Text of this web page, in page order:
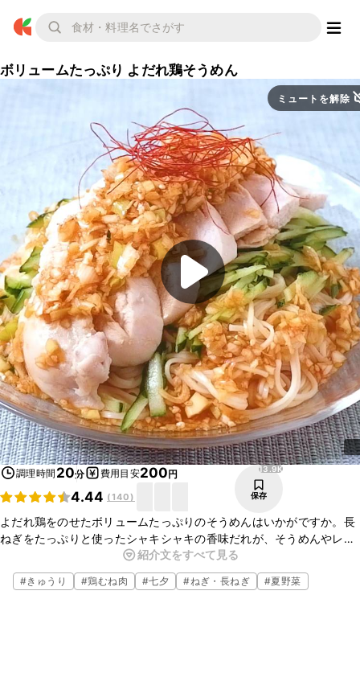
ボリュームたっぷり よだれ鶏そうめん
ミュートを解除
調理時間 20分 費用目安200円
4.44 (140)
13.9K
保存
よだれ鶏をのせたボリュームたっぷりのそうめんはいかがですか。長
ねぎをたっぷりと使ったシャキシャキの香味だれが、そうめんやレン
ジで作るしっとりとした鶏肉に絡み、たまらないおいしさです。ボ
リュームたっぷりな一品ですので、ランチや夜ごはんにぜひ、お試し
くださいね。
紹介文をすべて見る
#きゅうり #鶏むね肉 #七夕 #ねぎ・長ねぎ #夏野菜